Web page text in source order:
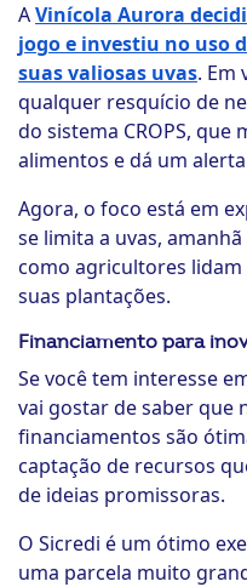
AVinícola Aurora
jogo e investiu no uso
suas valiosas uvas. Em
qualquer resquício de
do sistema CROPS,
alimentos e dá um
Agora, o foco está em
se limita a uvas,
como agricultores lidam
suas plantações.
Financiamento para
Se você tem interesse
vai gostar de saber que
financiamentos são
captação de recursos
de ideias promissoras.
O Sicredi é um ótimo
uma parcela muito